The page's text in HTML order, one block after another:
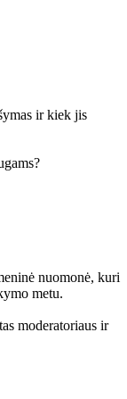
ir kiek jis
nuomonė, kuri
metu.
moderatoriaus ir